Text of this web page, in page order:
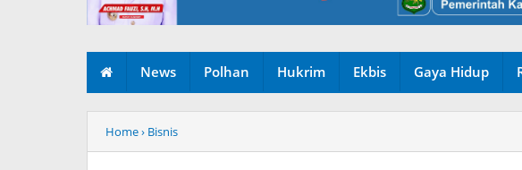
News Polhan Hukrim Ekbis Gaya Hidup
Home› Bisnis